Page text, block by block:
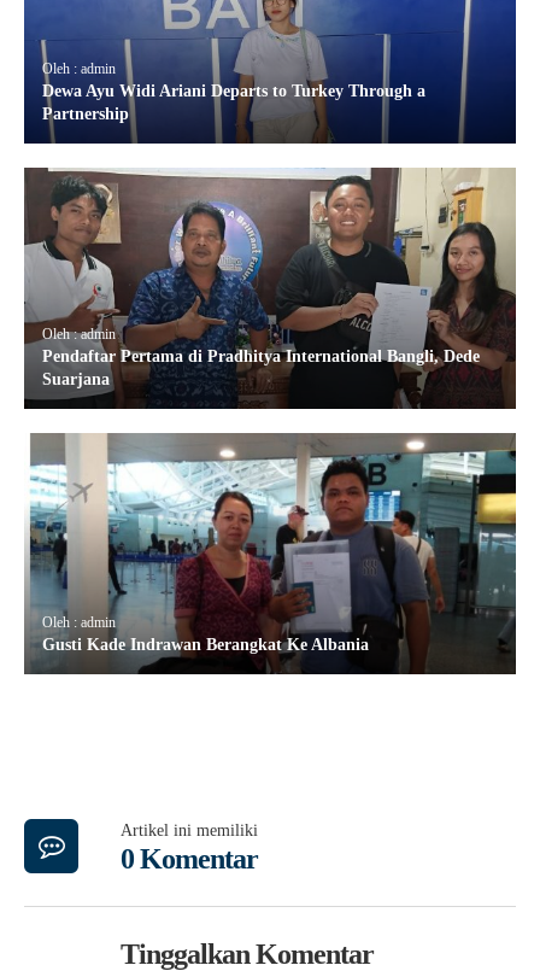
Oleh : admin
Dewa Ayu Widi Ariani Departs to Turkey Through a
Partnership
Oleh : admin
Pendaftar Pertama di Pradhitya International Bangli, Dede
Suarjana
Oleh : admin
Gusti Kade Indrawan Berangkat Ke Albania
Artikel ini memiliki
0 Komentar
Tinggalkan Komentar